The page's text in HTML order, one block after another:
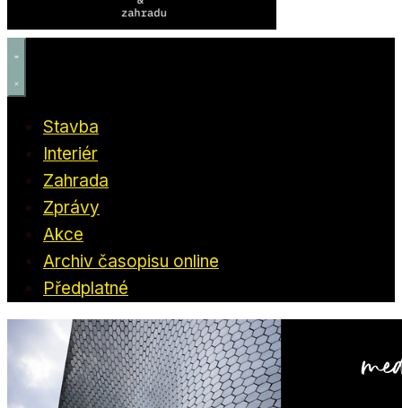
Stavba
Interiér
Zahrada
Zprávy
Akce
Archiv časopisu online
Předplatné